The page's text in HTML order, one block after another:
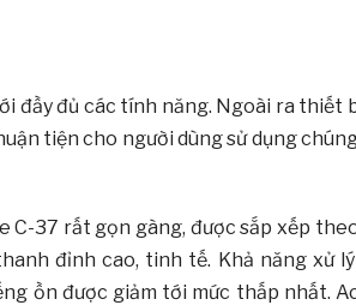
đầy đủ các tính năng. Ngoài ra thiết
tiện cho người dùng sử dụng
C-37 rất gọn gàng, được sắp xếp
đỉnh cao, tinh tế. Khả năng xử
ồn được giảm tới mức thấp nhất.